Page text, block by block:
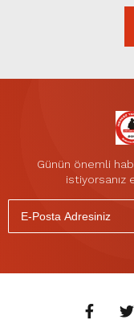
Günün önemli
istiyorsanız